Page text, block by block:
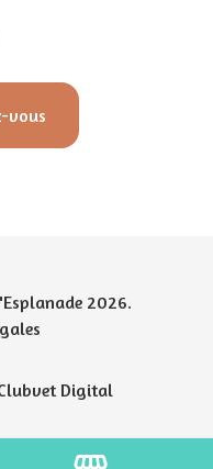
vous
2026.
Digital